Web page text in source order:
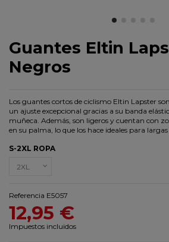
Guantes Eltin
Negros
Los guantes cortos de ciclismo Eltin Lapster
un ajuste excepcional gracias a su banda
muñeca. Además, son ligeros y cuentan con
en su palma, lo que los hace ideales para largas
S-2XL ROPA
Referencia E5057
12,95 €
Impuestos incluidos